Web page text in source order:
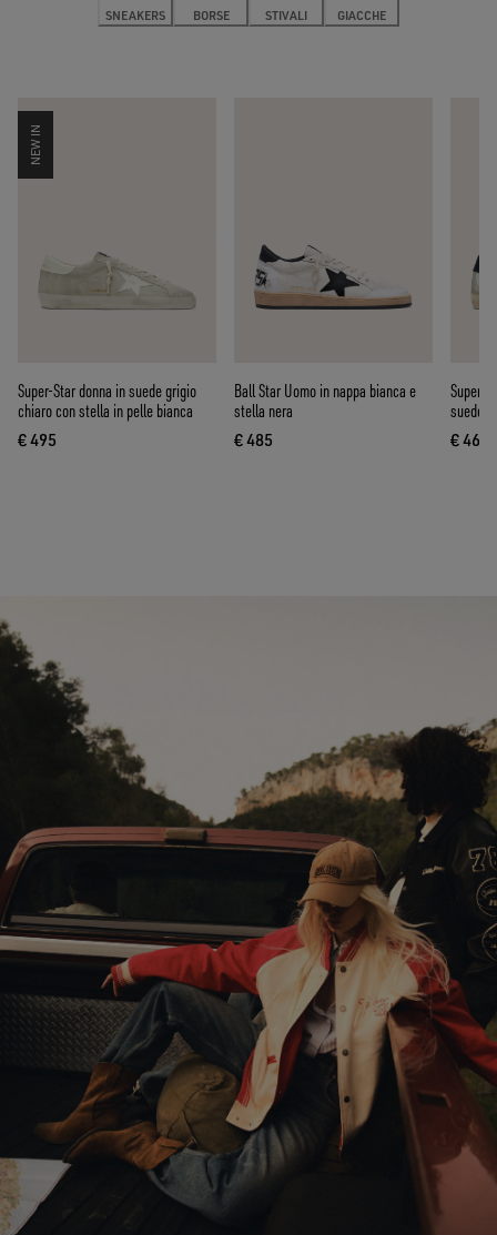
SNEAKERS BORSE STIVALI GIACCHE
Super-Star donna in suede grigio
chiaro con stella in pelle bianca
€ 495
prezzo attuale € 495
NEW IN
Ball Star Uomo in nappa bianca e
stella nera
€ 485
prezzo attuale € 485
Super-
suede
€ 460